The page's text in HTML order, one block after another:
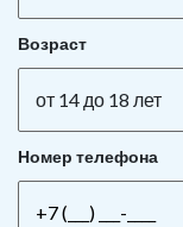
Возраст
от 14 до 18 лет
Номер телефона